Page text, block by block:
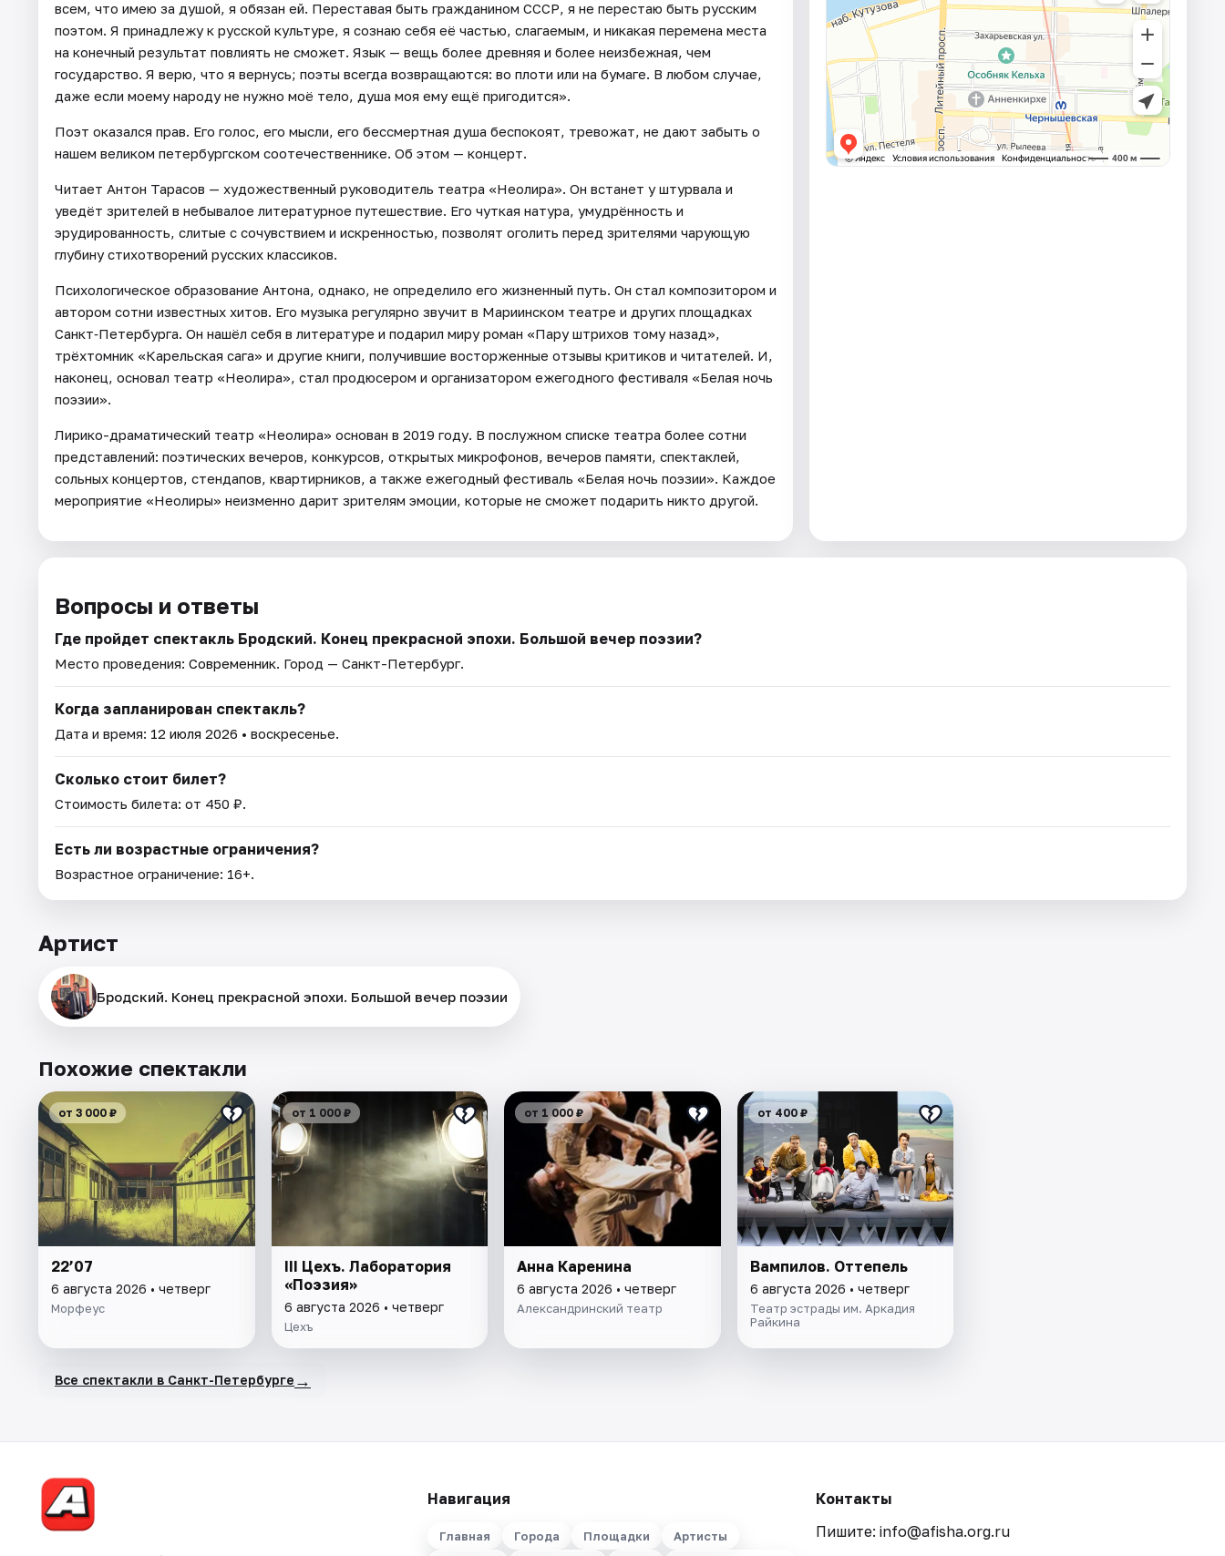
всем, что имею за душой, я обязан ей. Переставая быть гражданином СССР, я не перестаю быть русским
поэтом. Я принадлежу к русской культуре, я сознаю себя её частью, слагаемым, и никакая перемена места
на конечный результат повлиять не сможет. Язык — вещь более древняя и более неизбежная, чем
государство. Я верю, что я вернусь; поэты всегда возвращаются: во плоти или на бумаге. В любом случае,
даже если моему народу не нужно моё тело, душа моя ему ещё пригодится».
Поэт оказался прав. Его голос, его мысли, его бессмертная душа беспокоят, тревожат, не дают забыть о
нашем великом петербургском соотечественнике. Об этом — концерт.
Читает Антон Тарасов — художественный руководитель театра «Неолира». Он встанет у штурвала и
уведёт зрителей в небывалое литературное путешествие. Его чуткая натура, умудрённость и
эрудированность, слитые с сочувствием и искренностью, позволят оголить перед зрителями чарующую
глубину стихотворений русских классиков.
Психологическое образование Антона, однако, не определило его жизненный путь. Он стал композитором и
автором сотни известных хитов. Его музыка регулярно звучит в Мариинском театре и других площадках
Санкт‑Петербурга. Он нашёл себя в литературе и подарил миру роман «Пару штрихов тому назад»,
трёхтомник «Карельская сага» и другие книги, получившие восторженные отзывы критиков и читателей. И,
наконец, основал театр «Неолира», стал продюсером и организатором ежегодного фестиваля «Белая ночь
поэзии».
Лирико-драматический театр «Неолира» основан в 2019 году. В послужном списке театра более сотни
представлений: поэтических вечеров, конкурсов, открытых микрофонов, вечеров памяти, спектаклей,
сольных концертов, стендапов, квартирников, а также ежегодный фестиваль «Белая ночь поэзии». Каждое
мероприятие «Неолиры» неизменно дарит зрителям эмоции, которые не сможет подарить никто другой.
Вопросы и ответы
Где пройдет спектакль Бродский. Конец прекрасной эпохи. Большой вечер поэзии?
Место проведения: Современник. Город — Санкт-Петербург.
Когда запланирован спектакль?
Дата и время: 12 июля 2026 • воскресенье.
Сколько стоит билет?
Стоимость билета: от 450 ₽.
Есть ли возрастные ограничения?
Возрастное ограничение: 16+.
Артист
Бродский. Конец прекрасной эпохи. Большой вечер поэзии
Похожие спектакли
от 3 000 ₽
22’07
6 августа 2026 • четверг
Морфеус
от 1 000 ₽
III Цехъ. Лаборатория
«Поэзия»
6 августа 2026 • четверг
Цехъ
от 1 000 ₽
Анна Каренина
6 августа 2026 • четверг
Александринский театр
от 400 ₽
Вампилов. Оттепель
6 августа 2026 • четверг
Театр эстрады им. Аркадия
Райкина
Все спектакли в Санкт-Петербурге →
Навигация
Главная Города Площадки Артисты
Контакты
Пишите: info@afisha.org.ru